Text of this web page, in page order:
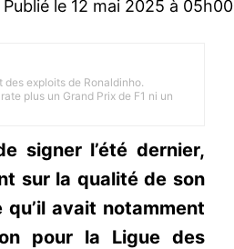
Publié le 12 mai 2025 à 05h00
des exploits de Ronaldinho.
plus un Grand Prix de F1 ni un
signer l’été dernier,
sur la qualité de son
avait notamment
pour la Ligue des